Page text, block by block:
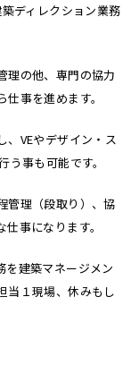
ディレクション業務
理の他、専門の協力
事を進めます。
、VEやデザイン・ス
事も可能です。
管理（段取り）、協
事になります。
を建築マネージメン
当１現場、休みもし